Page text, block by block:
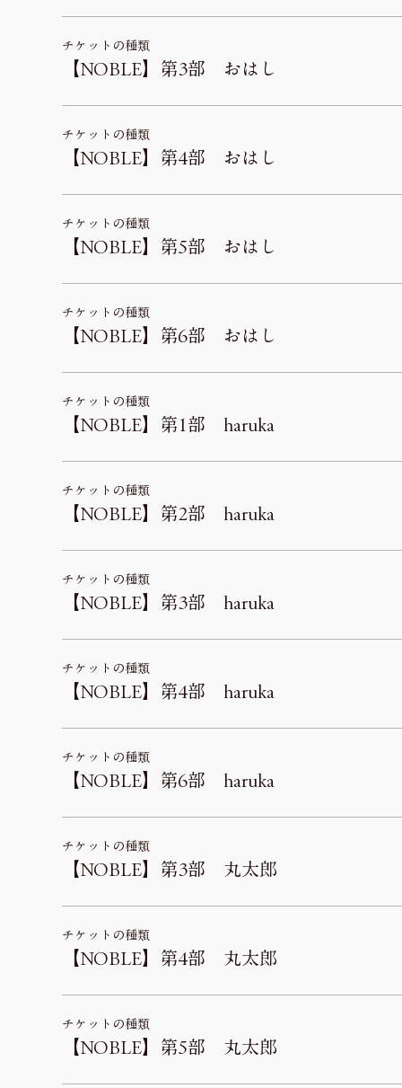
チケットの種類
【NOBLE】第3部 おはし
チケットの種類
【NOBLE】第4部 おはし
チケットの種類
【NOBLE】第5部 おはし
チケットの種類
【NOBLE】第6部 おはし
チケットの種類
【NOBLE】第1部 haruka
チケットの種類
【NOBLE】第2部 haruka
チケットの種類
【NOBLE】第3部 haruka
チケットの種類
【NOBLE】第4部 haruka
チケットの種類
【NOBLE】第6部 haruka
チケットの種類
【NOBLE】第3部 丸太郎
チケットの種類
【NOBLE】第4部 丸太郎
チケットの種類
【NOBLE】第5部 丸太郎